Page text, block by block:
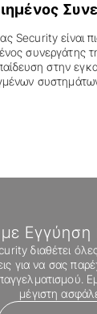
Security είναι
συνεργάτης
στην
με
διαθέτει
για να σας
μέγιστη